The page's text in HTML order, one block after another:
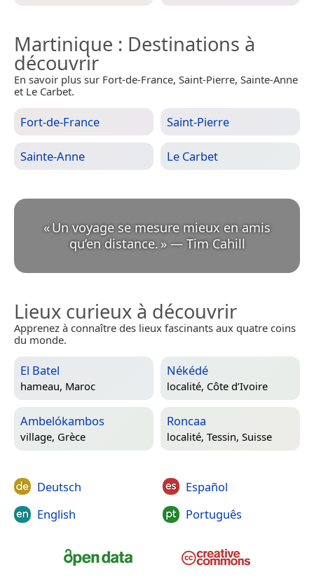
Martinique : Destinations à
découvrir
En savoir plus sur Fort-de-France, Saint-Pierre, Sainte-Anne
et Le Carbet.
Fort-de-France Saint-Pierre
Sainte-Anne Le Carbet
«Un voyage se mesure mieux en amis
qu’en distance. » — Tim Cahill
Lieux curieux à découvrir
Apprenez à connaître des lieux fascinants aux quatre coins
du monde.
El Batel
hameau, Maroc
Nékédé
localité, Côte d’Ivoire
Ambelókambos
village, Grèce
Roncaa
localité, Tessin, Suisse
Deutsch
English
Español
Português